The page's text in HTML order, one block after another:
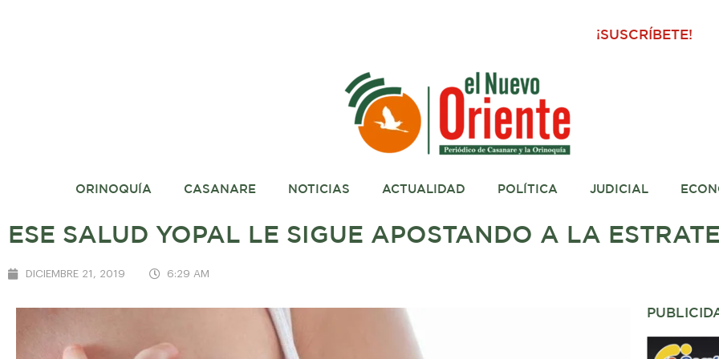
¡SUSCRÍBETE!
ORINOQUÍA CASANARE NOTICIAS ACTUALIDAD POLÍTICA JUDICIAL
ESE SALUD YOPAL LE SIGUE APOSTANDO A LA
DICIEMBRE 21, 2019 6:29 AM